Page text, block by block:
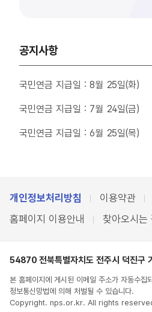
드
북
공지사항
국민연금 지급일 : 8월 25일(화)
국민연금 지급일 : 7월 24일(금)
국민연금 지급일 : 6월 25일(목)
개인정보처리방침
이용약관
홈페이지 이용안내
찾아오시는
54870 전북특별자치도 전주시 덕진구
본 홈페이지에 게시된 이메일 주소가 자동수집
정보통신망법에 의해 처벌될 수 있습니다.
Copyright. nps.or.kr. All rights